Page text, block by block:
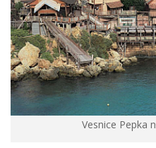
Vesnice Pepka